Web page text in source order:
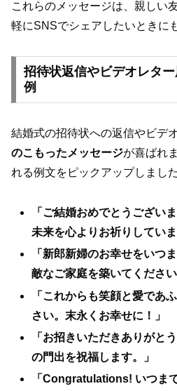
これらのメッセージは、親しい
軽にSNSでシェアしたいときに
招待状返信やビデオレタ
例
結婚式の招待状への返信やビデ
のこもったメッセージが喜ばれ
れる例文をピックアップしました
「ご結婚おめでとうござい
未来を心よりお祈りしていま
「新郎新婦のお幸せをいつ
敵なご家庭を築いてください
「これからも笑顔と愛であ
さい。末永くお幸せに！」
「お招きいただきありがと
の門出を祝福します。」
「Congratulations! いつま